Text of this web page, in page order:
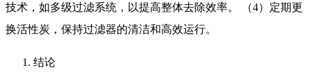
技术，如多级过滤系统，以提高整体去除效率。 （4）定期更
换活性炭，保持过滤器的清洁和高效运行。
结论